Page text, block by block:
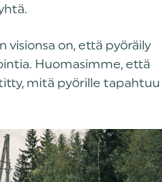
visionsa on, että pyöräily
Huomasimme, että
mitä pyörille tapahtuu